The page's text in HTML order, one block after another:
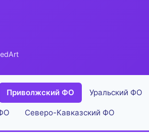
Приволжский ФО Уральский ФО
Северо-Кавказский ФО